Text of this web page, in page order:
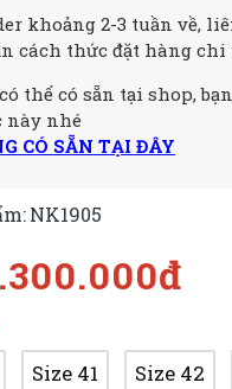
khoảng 2-3 tuần về,
cách thức đặt hàng chi
thể có sẵn tại shop,
này nhé
CÓ SẴN TẠI ĐÂY
NK1905
Size 41 Size 42